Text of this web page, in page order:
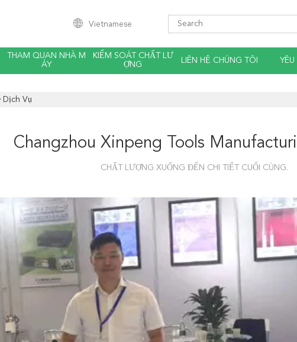
Vietnamese
THAM QUAN NHÀ M
ÁY
KIỂM SOÁT CHẤT LƯ
ỢNG
LIÊN HỆ CHÚNG TÔI
Dịch Vụ
Changzhou Xinpeng Tools
CHẤT LƯỢNG XUỐNG ĐẾN CHI TIẾT CUỐI CÙNG.